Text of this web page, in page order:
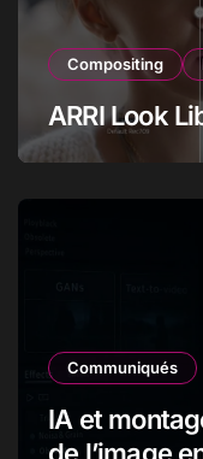
Compositing
ARRI Look
Communiqués
IA et